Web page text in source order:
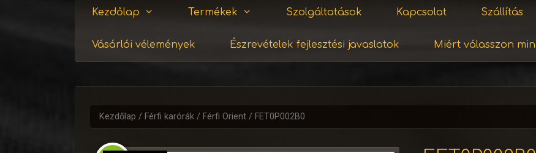
Kezdőlap Termékek Szolgáltatások Kapcsolat Szállítás
Vásárlói vélemények Észrevételek fejlesztési javaslatok Miért válasszon
Kezdőlap / Férfi karórák / Férfi Orient / FET0P002B0